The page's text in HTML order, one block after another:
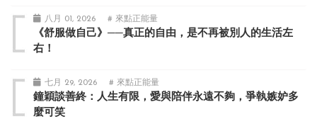
八月 01, 2026 # 來點正能量
《舒服做自己》──真正的自由，是不再被別人的生活左
右！
七月 29, 2026 # 來點正能量
鐘穎談善終：人生有限，愛與陪伴永遠不夠，爭執嫉妒多
麼可笑